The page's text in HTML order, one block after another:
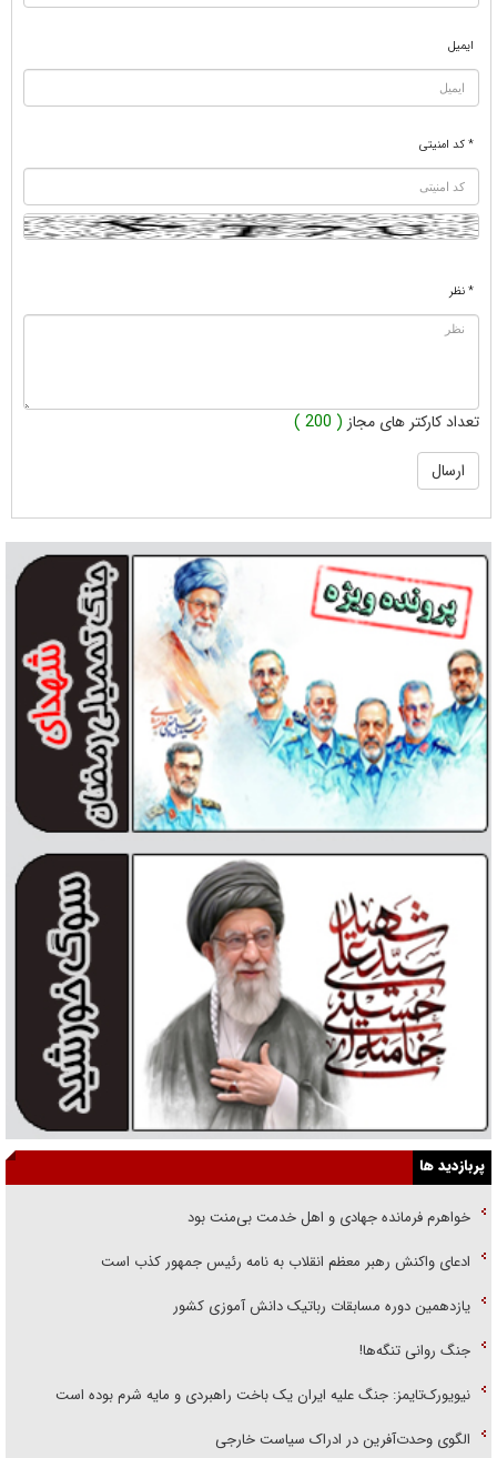
ایمیل
* کد امنیتی
* نظر
تعداد کارکتر های مجاز ( 200 )
پربازدید ها
خواهرم فرمانده جهادی و اهل خدمت بی‌منت بود
ادعای واکنش رهبر معظم انقلاب به نامه رئیس جمهور کذب است
یازدهمین دوره مسابقات رباتیک دانش آموزی کشور
جنگ روانی تنگه‌ها!
نیویورک‌تایمز: جنگ علیه ایران یک باخت راهبردی و مایه شرم بوده است
الگوی وحدت‌آفرین در ادراک سیاست خارجی